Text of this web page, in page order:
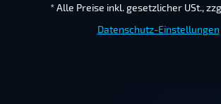
*Alle Preise inkl. gesetzlicher USt.,
Datenschutz-Einstellungen